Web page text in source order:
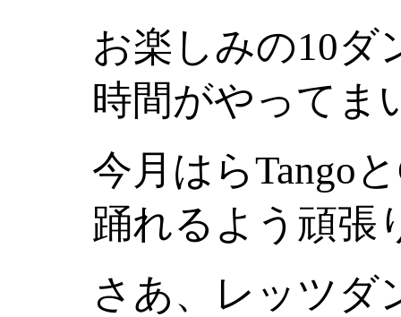
お楽しみの10ダ
時間がやってま
今月はらTango
踊れるよう頑張
さあ、レッツダ